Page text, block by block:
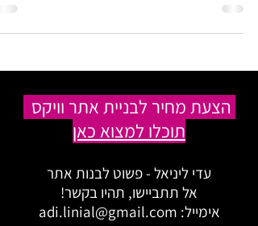
הצעת מחיר לבניית אתר וויקס
תוכלו למצוא כאן
עדי ליניאל - פשוט לבנות אתר
אל תתביישו, תהיו בקשר!
אימייל: adi.linial@gmail.com